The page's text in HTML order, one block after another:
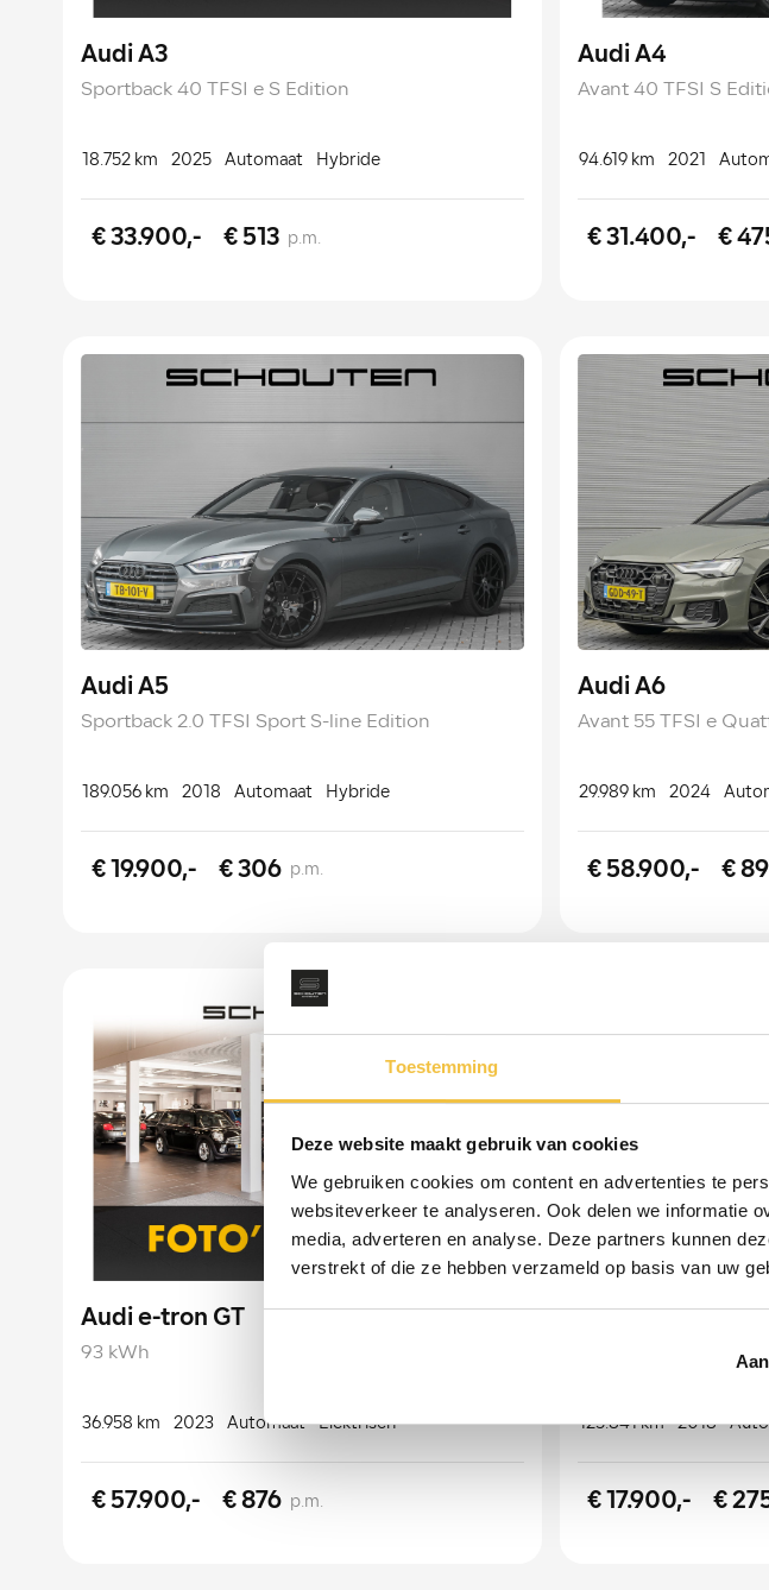
Toestemming
Deze website maakt gebruik van cookies
We gebruiken cookies om content en advertenties te
websiteverkeer te analyseren. Ook delen we informatie
media, adverteren en analyse. Deze partners kunnen
verstrekt of die ze hebben verzameld op basis van uw
Audi A3
Sportback 40 TFSI e S Edition
18.752 km 2025 Automaat Hybride
€ 33.900,- € 513 p.m.
Audi A4
Avant 40 TFSI S
94.619 km 2021
€ 31.400,- €
Audi A5
Sportback 2.0 TFSI Sport S-line Edition
189.056 km 2018 Automaat Hybride
€ 19.900,- € 306 p.m.
Audi A6
Avant 55 TFSI e
29.989 km 2024
€ 58.900,- €
Audi e-tron GT
93 kWh
36.958 km 2023 Automaat Elektrisch
€ 57.900,- € 876 p.m.
1.0 TFSI Sport Pro
125.841 km 2018
€ 17.900,- €